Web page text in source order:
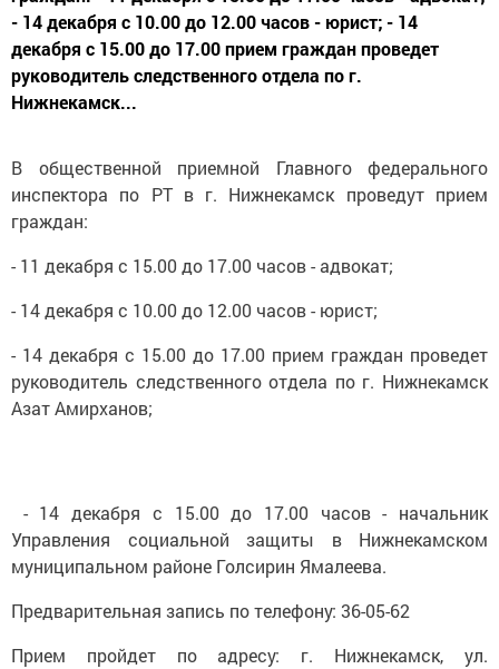
- 14 декабря с 10.00 до 12.00 часов - юрист; - 14
декабря с 15.00 до 17.00 прием граждан проведет
руководитель следственного отдела по г.
Нижнекамск...
В общественной приемной Главного федерального
инспектора по РТ в г. Нижнекамск проведут прием
граждан:
- 11 декабря с 15.00 до 17.00 часов - адвокат;
- 14 декабря с 10.00 до 12.00 часов - юрист;
- 14 декабря с 15.00 до 17.00 прием граждан проведет
руководитель следственного отдела по г. Нижнекамск
Азат Амирханов;
​ - 14 декабря с 15.00 до 17.00 часов - начальник
Управления социальной защиты в Нижнекамском
муниципальном районе Голсирин Ямалеева.
Предварительная запись по телефону: 36-05-62
Прием пройдет по адресу: г. Нижнекамск, ул.